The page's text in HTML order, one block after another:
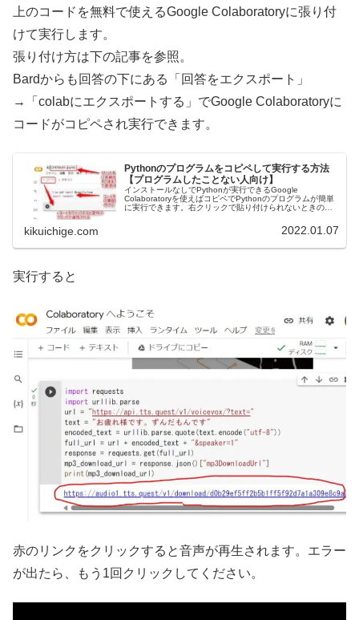
上のコードを無料で使えるGoogle Colaboratoryに張り付
けて実行します。
張り付け方は下の記事を参照。
Bardからも回答の下にある「回答をエクスポート」
→「colabにエクスポートする」でGoogle Colaboratoryに
コードがコピペされ実行できます。
Pythonのプログラムをコピペして実行する方法
【プログラムしたことない人向け】
インストールなしでPythonが実行できるGoogle
Colaboratoryを使えばコピペでPythonのプログラムが簡単
に実行できます。右クリックで貼り付けられないときの対
kikuichige.com 2022.01.07
実行すると
赤のリンクをクリックすると音声が再生されます。エラー
が出たら、もう1回クリックしてください。